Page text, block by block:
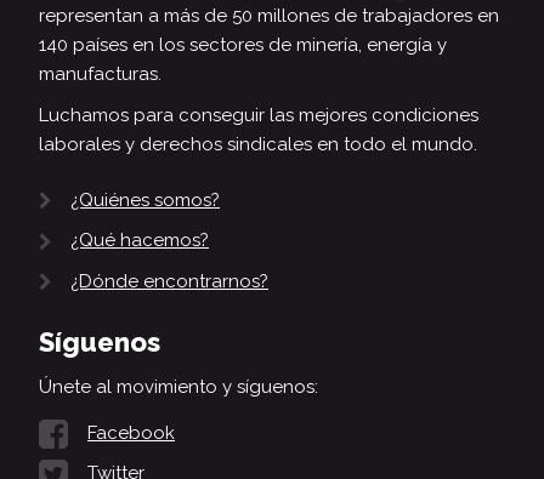
representan a más de 50 millones de trabajadores en
140 países en los sectores de minería, energía y
manufacturas.
Luchamos para conseguir las mejores condiciones
laborales y derechos sindicales en todo el mundo.
¿Quiénes somos?
¿Qué hacemos?
¿Dónde encontrarnos?
Síguenos
Únete al movimiento y síguenos:
Facebook
Twitter